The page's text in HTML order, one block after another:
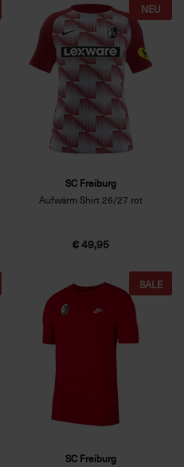
SC Freiburg
Aufwärm Shirt 26/27 rot
€ 49,95
NEU
SC Freiburg
SALE